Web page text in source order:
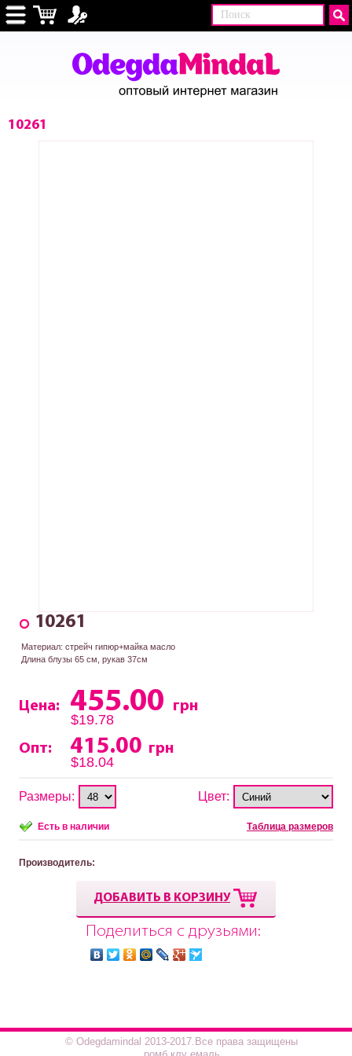
10261
10261
Материал: стрейч гипюр+майка масло
Длина блузы 65 см, рукав 37см
Цена: 455.00
грн
$19.78
Опт:
415.00 грн
$18.04
Размеры: Цвет:
Есть в наличии Таблица размеров
Производитель:
ДОБАВИТЬ В КОРЗИНУ
Поделиться с друзьями:
© Odegdamindal 2013-2017.Все права защищены